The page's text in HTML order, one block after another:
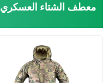
معطف الشتاء العسكري